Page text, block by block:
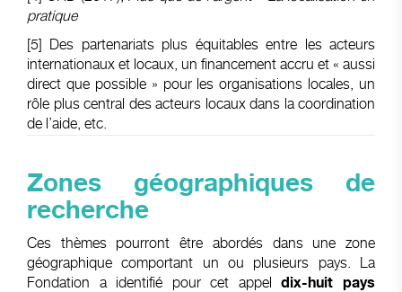
pratique
[5] Des partenariats plus équitables entre les acteurs
internationaux et locaux, un financement accru et « aussi
direct que possible » pour les organisations locales, un
rôle plus central des acteurs locaux dans la coordination
de l’aide, etc.
Zones géographiques de
recherche
Ces thèmes pourront être abordés dans une zone
géographique comportant un ou plusieurs pays. La
Fondation a identifié pour cet appeldix-huit pays